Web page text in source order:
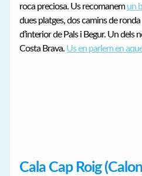
roca preciosa. Us recomanemun
dues platges, dos camins de
d’interior de Pals i Begur. Un dels
Costa Brava. Us en parlem en
Cala Cap Roig